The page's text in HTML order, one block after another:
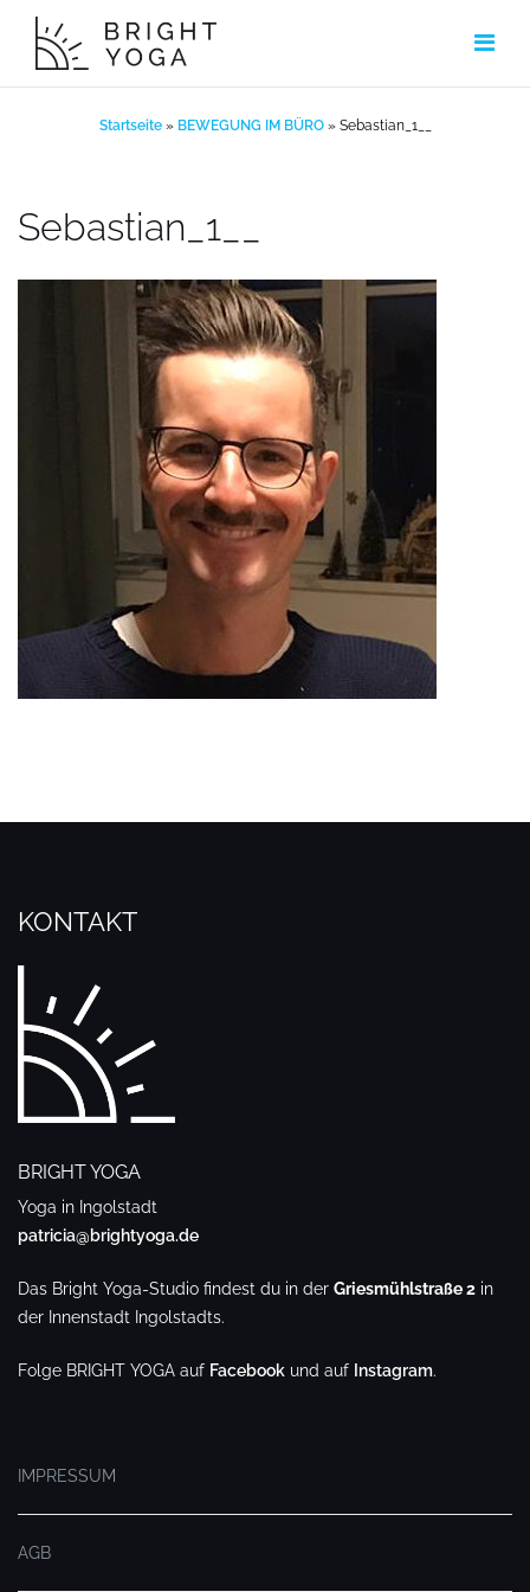
Inhalt
springen
Startseite» BEWEGUNG IM BÜRO» Sebastian_1__
Sebastian_1__
KONTAKT
BRIGHT YOGA
Yoga in Ingolstadt
patricia@brightyoga.de
Das Bright Yoga-Studio findest du in der Griesmühlstraße 2 in
der Innenstadt Ingolstadts.
Folge BRIGHT YOGA auf Facebook und auf Instagram.
IMPRESSUM
AGB